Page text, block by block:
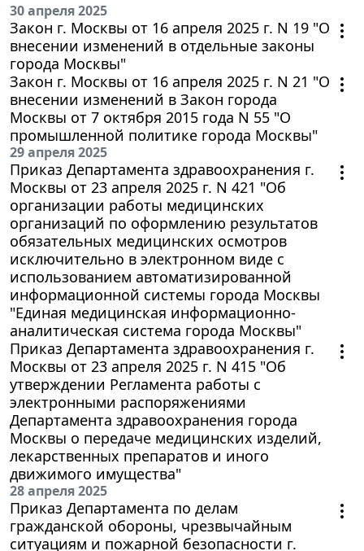
30 апреля 2025
Закон г. Москвы от 16 апреля 2025 г. N 19 "О
внесении изменений в отдельные законы
города Москвы"
Закон г. Москвы от 16 апреля 2025 г. N 21 "О
внесении изменений в Закон города
Москвы от 7 октября 2015 года N 55 "О
промышленной политике города Москвы"
29 апреля 2025
Приказ Департамента здравоохранения г.
Москвы от 23 апреля 2025 г. N 421 "Об
организации работы медицинских
организаций по оформлению результатов
обязательных медицинских осмотров
исключительно в электронном виде с
использованием автоматизированной
информационной системы города Москвы
"Единая медицинская информационно-
аналитическая система города Москвы"
Приказ Департамента здравоохранения г.
Москвы от 23 апреля 2025 г. N 415 "Об
утверждении Регламента работы с
электронными распоряжениями
Департамента здравоохранения города
Москвы о передаче медицинских изделий,
лекарственных препаратов и иного
движимого имущества"
28 апреля 2025
Приказ Департамента по делам
гражданской обороны, чрезвычайным
ситуациям и пожарной безопасности г.